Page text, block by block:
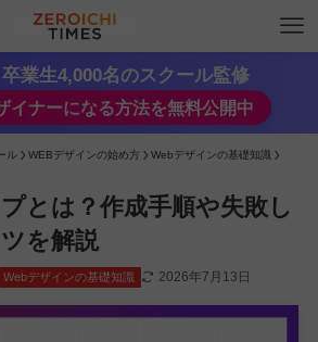
卒業生4,000名のスクール監修
イナーになる方法を無料公開中
ル WEBデザインの始め方 Webデザインの基礎知識
とは？作成手順や失敗し
を解説
Webデザインの基礎知識 2026年7月13日